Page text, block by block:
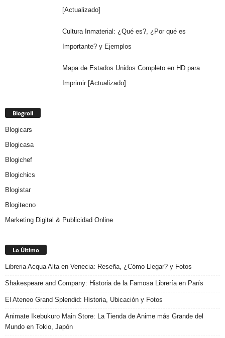
[Actualizado]
Cultura Inmaterial: ¿Qué es?, ¿Por qué es
Importante? y Ejemplos
Mapa de Estados Unidos Completo en HD para
Imprimir [Actualizado]
Blogroll
Blogicars
Blogicasa
Blogichef
Blogichics
Blogistar
Blogitecno
Marketing Digital & Publicidad Online
Lo Último
Libreria Acqua Alta en Venecia: Reseña, ¿Cómo Llegar? y Fotos
Shakespeare and Company: Historia de la Famosa Librería en París
El Ateneo Grand Splendid: Historia, Ubicación y Fotos
Animate Ikebukuro Main Store: La Tienda de Anime más Grande del
Mundo en Tokio, Japón